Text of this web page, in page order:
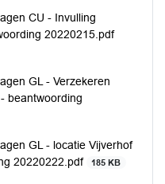
CU - Invulling
20220215.pdf
GL - Verzekeren
beantwoording
GL - locatie Vijverhof
20220222.pdf
185 KB